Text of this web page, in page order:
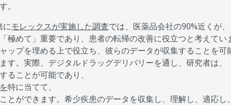
。
にモレックスが実施した調査では、医薬品会社の90%近くが、
めて」重要であり、患者の転帰の改善に役立つと考えてい
ップを埋める上で役立ち、彼らのデータが収集することを可
。実際、デジタルドラッグデリバリーを通し、研究者は、
ことが可能であり、
特に当てて、
ができます。希少疾患のデータを収集し、理解し、適応し、